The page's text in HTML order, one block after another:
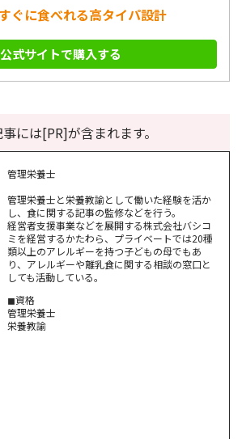
ぐに食べれる高タイパ設計
公式サイトで購入する
には[PR]が含まれます。
管理栄養士
管理栄養士と栄養教諭として働いた経験を活か
し、食に関する記事の監修などを行う。
経営者支援事業などを展開する株式会社バシコ
ミを経営するかたわら、プライベートでは20種
類以上のアレルギーを持つ子どもの母でもあ
り、アレルギーや離乳食に関する相談の窓口と
しても活動している。
◼︎資格
管理栄養士
栄養教諭